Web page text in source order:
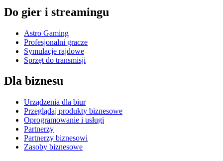
Do gier i streamingu
Astro Gaming
Profesjonalni gracze
Symulacje rajdowe
Sprzęt do transmisji
Dla biznesu
Urządzenia dla biur
Przeglądaj produkty biznesowe
Oprogramowanie i usługi
Partnerzy
Partnerzy biznesowi
Zasoby biznesowe